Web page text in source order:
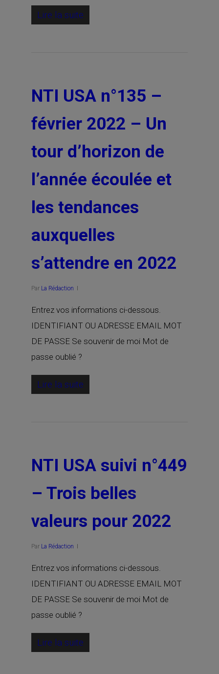
Lire la suite
NTI USA n°135 –
février 2022 – Un
tour d’horizon de
l’année écoulée et
les tendances
auxquelles
s’attendre en 2022
Par La Rédaction
Entrez vos informations ci-dessous.
IDENTIFIANT OU ADRESSE EMAIL MOT
DE PASSE Se souvenir de moi Mot de
passe oublié ?
Lire la suite
NTI USA suivi n°449
– Trois belles
valeurs pour 2022
Par La Rédaction
Entrez vos informations ci-dessous.
IDENTIFIANT OU ADRESSE EMAIL MOT
DE PASSE Se souvenir de moi Mot de
passe oublié ?
Lire la suite